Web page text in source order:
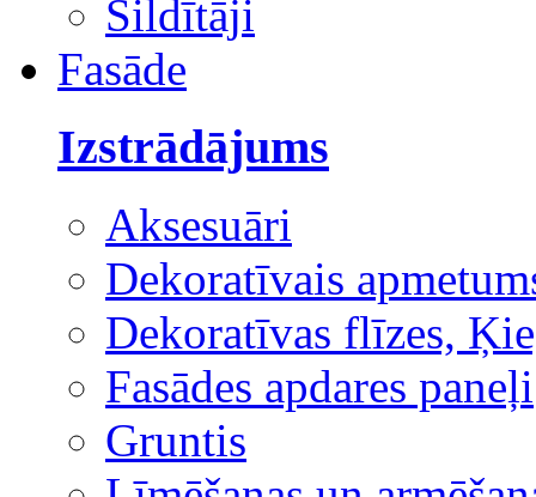
Sildītāji
Fasāde
Izstrādājums
Aksesuāri
Dekoratīvais
Dekoratīvas flīzes,
Fasādes apdares paneļi
Gruntis